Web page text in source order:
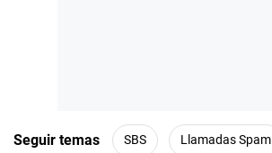
Seguir temas SBS Llamadas Spam